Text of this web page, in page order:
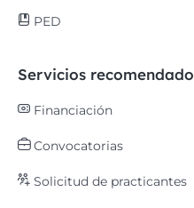
PED
Servicios
Financiación
Convocatorias
Solicitud de practicantes